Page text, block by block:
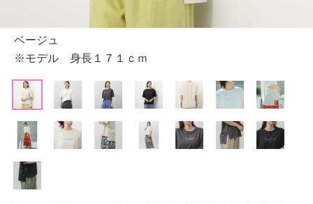
ベージュ
※モデル 身長１７１ｃｍ